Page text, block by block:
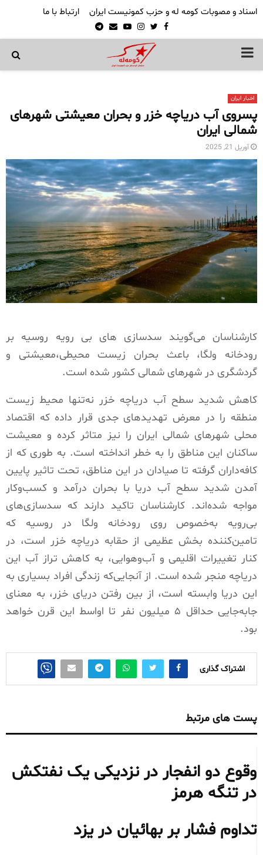
اسناد و مصوبات کومه له و حزب کمونیست ایران ارتباط با ما
Facebook
Twitter
Instagram
Youtube
Email
Telegram
PRIMARY
اخبار ایران
پسروی آب دریاچه خزر و بحران معیشتی شهرهای
شمالی ایران
آوریل 21, 2025
کارشناسان می‌گویند سدسازی های بی رویه روسیه بر
رودخانه ولگا، باعث بحران زیست محیطی،معیشتی و
گردشگری در شهرهای شمالی کشور شده است.
کاهش شدید سطح آب دریاچه خزر نه‌تنها محیط زیست
منطقه را در معرض تهدیدهای جدی قرار داده که اقتصاد
محلی شهرهای شمالی ایران را نیز متاثر کرده و معیشت
ساکنان این مناطق را به خطر انداخته است. به‌ طوری‌ که از
کافه‌داران گرفته تا صیادان در این مناطق، تحت تاثیر پایین
آمدن شدید سطح آب دریا با بحران درآمد و کسب‌وکار
مواجه شده‌اند. کارشناسان تاکید دارند که سدسازی‌های
بی‌رویه به‌خصوص روی رودخانه ولگا در روسیه که
تامین‌کننده بخش عظیمی از حقابه دریاچه خزر است، در
کنار تغییرات اقلیمی و آب‌وهوایی، به کاهش تراز آب این
دریاچه منجر شده است. از آنجایی‌که زندگی افراد بسیاری به
این دریا وابسته است، از بین رفتن دریای خزر، به معنای
جابه‌جایی حداقل ۵ میلیون نفر تا اواسط این قرن خواهد
بود.
اشتراک گذاری
پست های مرتبط
وقوع دو انفجار در نزدیکی یک نفتکش
در تنگه هرمز
تداوم فشار بر بهائیان در یزد